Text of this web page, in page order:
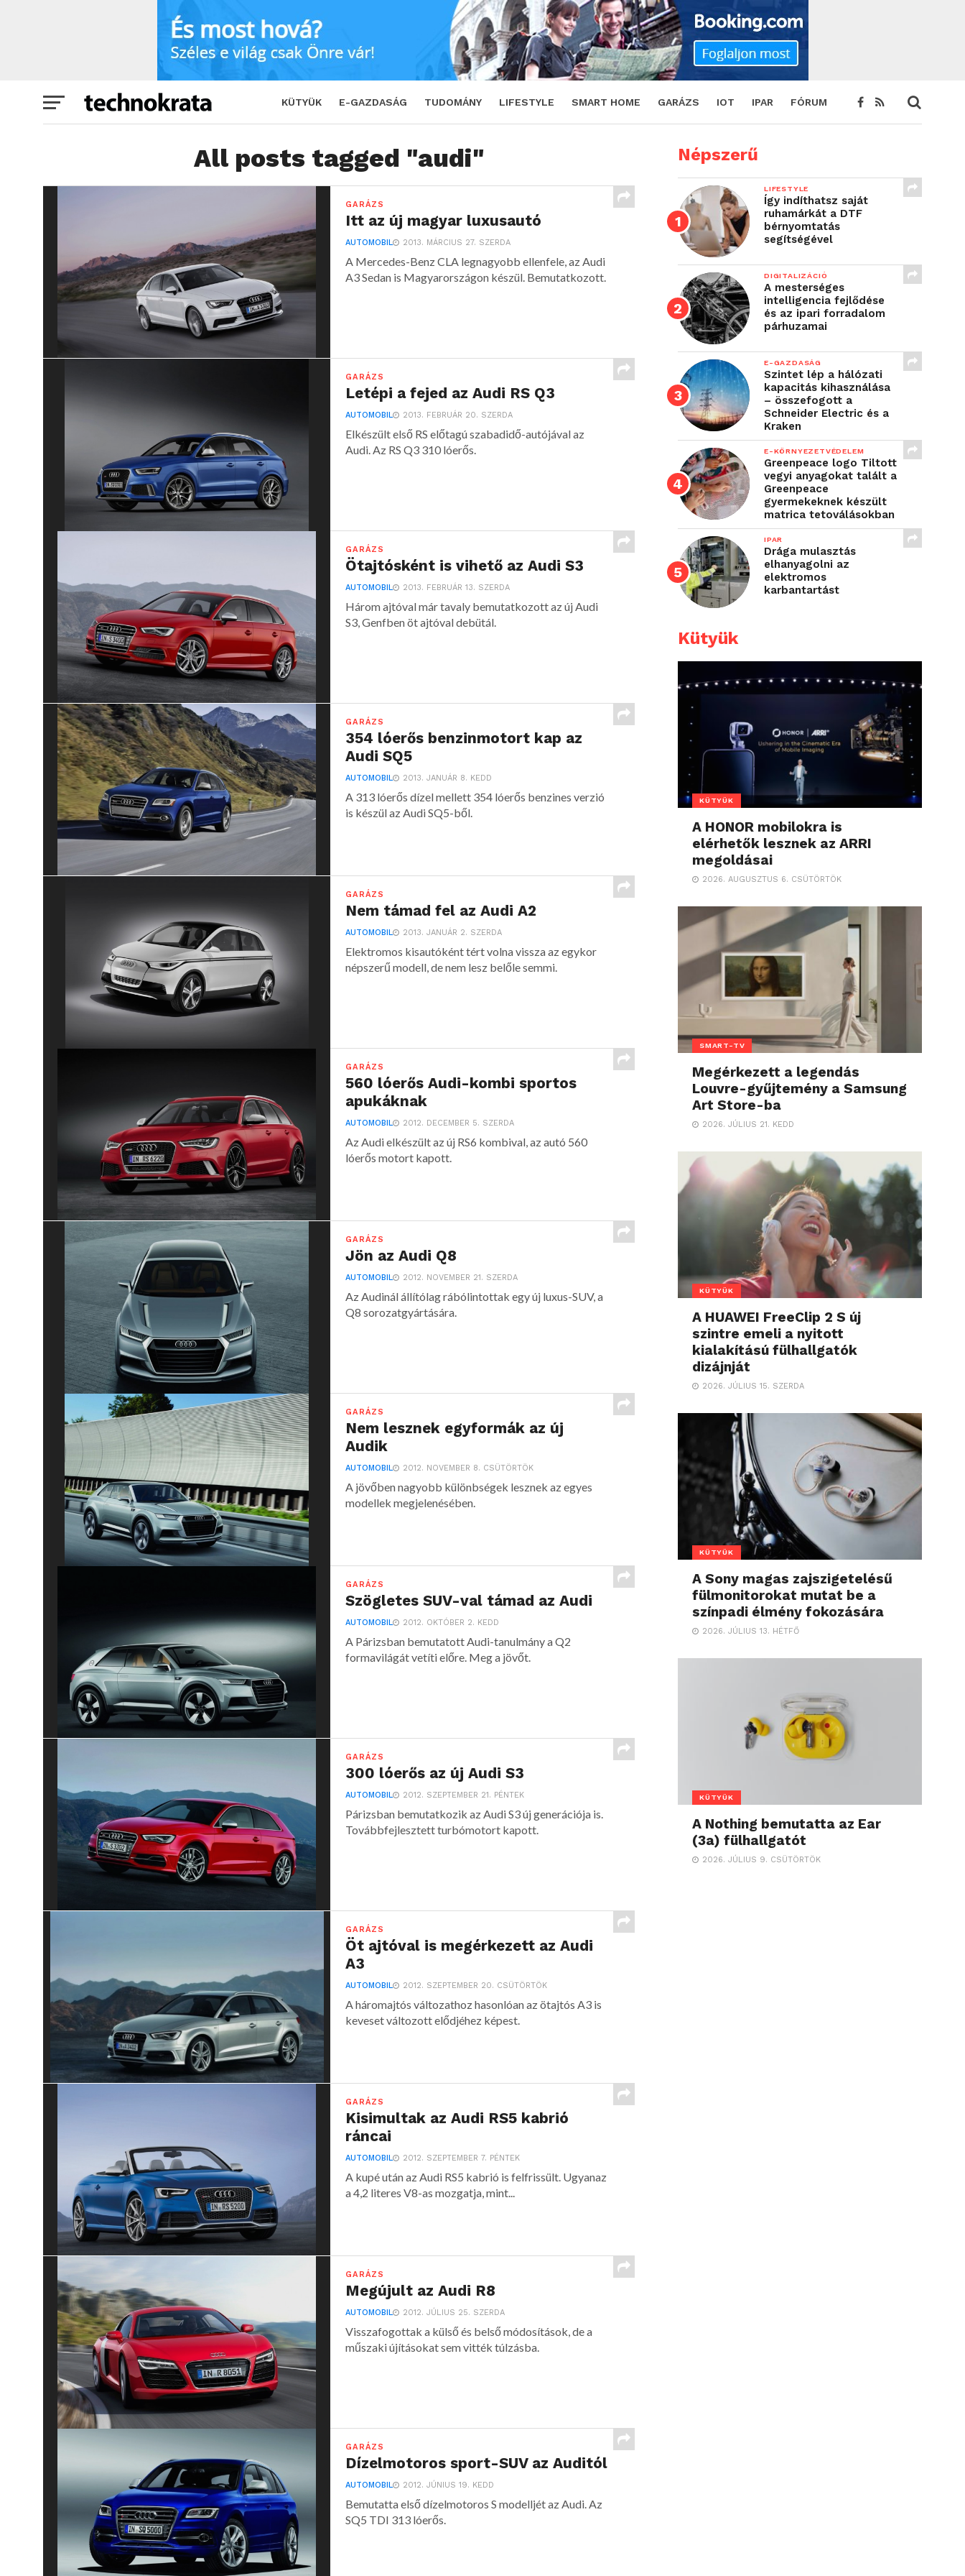
KÜTYÜK E-GAZDASÁG TUDOMÁNY LIFESTYLE SMART HOME GARÁZS IOT IPAR FÓRUM
All posts tagged "audi"
GARÁZS
Itt az új magyar luxusautó
AUTOMOBIL 2013. MÁRCIUS 27. SZERDA
A Mercedes-Benz CLA legnagyobb ellenfele, az Audi
A3 Sedan is Magyarországon készül. Bemutatkozott.
GARÁZS
Letépi a fejed az Audi RS Q3
AUTOMOBIL 2013. FEBRUÁR 20. SZERDA
Elkészült első RS előtagú szabadidő-autójával az
Audi. Az RS Q3 310 lóerős.
GARÁZS
Ötajtósként is vihető az Audi S3
AUTOMOBIL 2013. FEBRUÁR 13. SZERDA
Három ajtóval már tavaly bemutatkozott az új Audi
S3, Genfben öt ajtóval debütál.
GARÁZS
354 lóerős benzinmotort kap az
Audi SQ5
AUTOMOBIL 2013. JANUÁR 8. KEDD
A 313 lóerős dízel mellett 354 lóerős benzines verzió
is készül az Audi SQ5-ből.
GARÁZS
Nem támad fel az Audi A2
AUTOMOBIL 2013. JANUÁR 2. SZERDA
Elektromos kisautóként tért volna vissza az egykor
népszerű modell, de nem lesz belőle semmi.
GARÁZS
560 lóerős Audi-kombi sportos
apukáknak
AUTOMOBIL 2012. DECEMBER 5. SZERDA
Az Audi elkészült az új RS6 kombival, az autó 560
lóerős motort kapott.
GARÁZS
Jön az Audi Q8
AUTOMOBIL 2012. NOVEMBER 21. SZERDA
Az Audinál állítólag rábólintottak egy új luxus-SUV, a
Q8 sorozatgyártására.
GARÁZS
Nem lesznek egyformák az új
Audik
AUTOMOBIL 2012. NOVEMBER 8. CSÜTÖRTÖK
A jövőben nagyobb különbségek lesznek az egyes
modellek megjelenésében.
GARÁZS
Szögletes SUV-val támad az Audi
AUTOMOBIL 2012. OKTÓBER 2. KEDD
A Párizsban bemutatott Audi-tanulmány a Q2
formavilágát vetíti előre. Meg a jövőt.
GARÁZS
300 lóerős az új Audi S3
AUTOMOBIL 2012. SZEPTEMBER 21. PÉNTEK
Párizsban bemutatkozik az Audi S3 új generációja is.
Továbbfejlesztett turbómotort kapott.
GARÁZS
Öt ajtóval is megérkezett az Audi
A3
AUTOMOBIL 2012. SZEPTEMBER 20. CSÜTÖRTÖK
A háromajtós változathoz hasonlóan az ötajtós A3 is
keveset változott elődjéhez képest.
GARÁZS
Kisimultak az Audi RS5 kabrió
ráncai
AUTOMOBIL 2012. SZEPTEMBER 7. PÉNTEK
A kupé után az Audi RS5 kabrió is felfrissült. Ugyanaz
a 4,2 literes V8-as mozgatja, mint...
GARÁZS
Megújult az Audi R8
AUTOMOBIL 2012. JÚLIUS 25. SZERDA
Visszafogottak a külső és belső módosítások, de a
műszaki újításokat sem vitték túlzásba.
GARÁZS
Dízelmotoros sport-SUV az Auditól
AUTOMOBIL 2012. JÚNIUS 19. KEDD
Bemutatta első dízelmotoros S modelljét az Audi. Az
SQ5 TDI 313 lóerős.
Népszerű
LIFESTYLE
Így indíthatsz saját
ruhamárkát a DTF
bérnyomtatás
segítségével
DIGITALIZÁCIÓ
A mesterséges
intelligencia fejlődése
és az ipari forradalom
párhuzamai
E-GAZDASÁG
Szintet lép a hálózati
kapacitás kihasználása
– összefogott a
Schneider Electric és a
Kraken
E-KÖRNYEZETVÉDELEM
Greenpeace logo Tiltott
vegyi anyagokat talált a
Greenpeace
gyermekeknek készült
matrica tetoválásokban
IPAR
Drága mulasztás
elhanyagolni az
elektromos
karbantartást
Kütyük
KÜTYÜK
A HONOR mobilokra is
elérhetők lesznek az ARRI
megoldásai
2026. AUGUSZTUS 6. CSÜTÖRTÖK
SMART-TV
Megérkezett a legendás
Louvre-gyűjtemény a Samsung
Art Store-ba
2026. JÚLIUS 21. KEDD
KÜTYÜK
A HUAWEI FreeClip 2 S új
szintre emeli a nyitott
kialakítású fülhallgatók
dizájnját
2026. JÚLIUS 15. SZERDA
KÜTYÜK
A Sony magas zajszigetelésű
fülmonitorokat mutat be a
színpadi élmény fokozására
2026. JÚLIUS 13. HÉTFŐ
KÜTYÜK
A Nothing bemutatta az Ear
(3a) fülhallgatót
2026. JÚLIUS 9. CSÜTÖRTÖK